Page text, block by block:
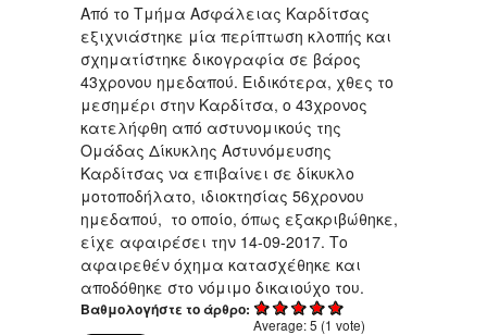
Από το Τμήμα Ασφάλειας Καρδίτσας
εξιχνιάστηκε μία περίπτωση κλοπής και
σχηματίστηκε δικογραφία σε βάρος
43χρονου ημεδαπού. Ειδικότερα, χθες το
μεσημέρι στην Καρδίτσα, ο 43χρονος
κατελήφθη από αστυνομικούς της
Ομάδας Δίκυκλης Αστυνόμευσης
Καρδίτσας να επιβαίνει σε δίκυκλο
μοτοποδήλατο, ιδιοκτησίας 56χρονου
ημεδαπού, το οποίο, όπως εξακριβώθηκε,
είχε αφαιρέσει την 14-09-2017. Το
αφαιρεθέν όχημα κατασχέθηκε και
αποδόθηκε στο νόμιμο δικαιούχο του.
Βαθμολογήστε το άρθρο:
Average:5 (1 vote)